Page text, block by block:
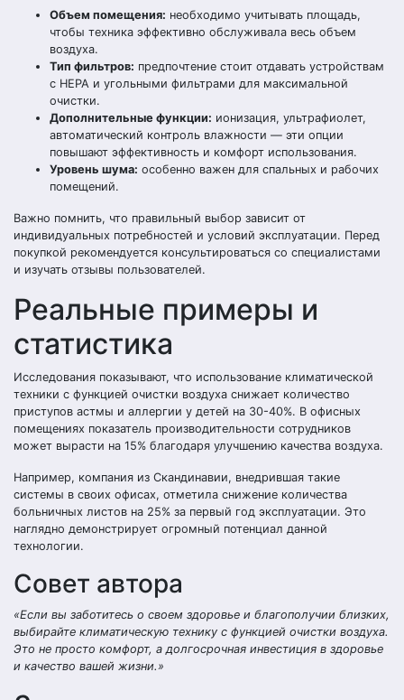
Объем помещения: необходимо учитывать площадь,
чтобы техника эффективно обслуживала весь объем
воздуха.
Тип фильтров: предпочтение стоит отдавать устройствам
с HEPA и угольными фильтрами для максимальной
очистки.
Дополнительные функции: ионизация, ультрафиолет,
автоматический контроль влажности — эти опции
повышают эффективность и комфорт использования.
Уровень шума: особенно важен для спальных и рабочих
помещений.
Важно помнить, что правильный выбор зависит от
индивидуальных потребностей и условий эксплуатации. Перед
покупкой рекомендуется консультироваться со специалистами
и изучать отзывы пользователей.
Реальные примеры и
статистика
Исследования показывают, что использование климатической
техники с функцией очистки воздуха снижает количество
приступов астмы и аллергии у детей на 30-40%. В офисных
помещениях показатель производительности сотрудников
может вырасти на 15% благодаря улучшению качества воздуха.
Например, компания из Скандинавии, внедрившая такие
системы в своих офисах, отметила снижение количества
больничных листов на 25% за первый год эксплуатации. Это
наглядно демонстрирует огромный потенциал данной
технологии.
Совет автора
«Если вы заботитесь о своем здоровье и благополучии близких,
выбирайте климатическую технику с функцией очистки воздуха.
Это не просто комфорт, а долгосрочная инвестиция в здоровье
и качество вашей жизни.»